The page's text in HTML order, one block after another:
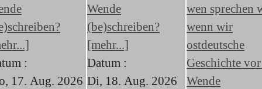
:
17. Aug. 2026
Wende
(be)schreiben?
[mehr...]
Datum :
Di, 18. Aug. 2026
wen sprechen
wenn wir
ostdeutsche
Geschichte
Wende